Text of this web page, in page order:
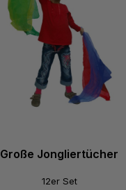
Große Jongliertücher
12er Set